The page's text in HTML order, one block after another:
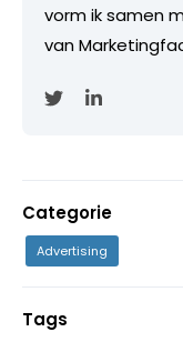
vorm ik samen
van
Categorie
Advertising
Tags